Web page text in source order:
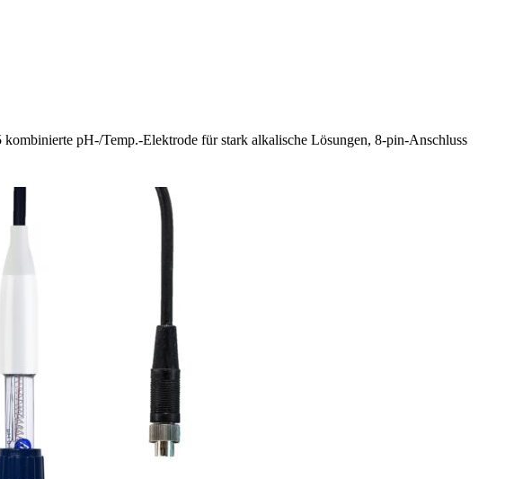
pH-/Temp.-Elektrode für stark alkalische Lösungen, 8-pin-Anschluss